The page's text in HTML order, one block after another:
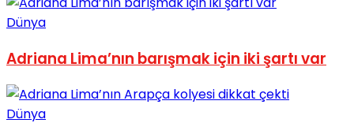
Dünya
Adriana Lima’nın barışmak için iki şartı var
Dünya